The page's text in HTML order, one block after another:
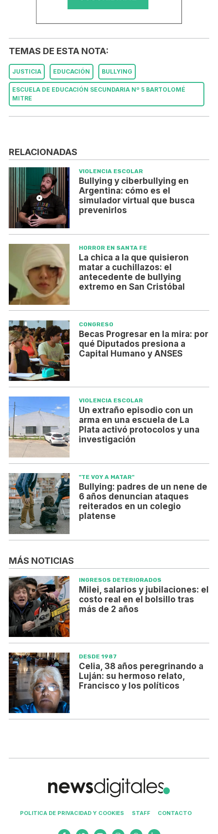
TEMAS DE ESTA NOTA:
JUSTICIA EDUCACIÓN BULLYING
ESCUELA DE EDUCACIÓN SECUNDARIA Nº 5 BARTOLOMÉ
MITRE
RELACIONADAS
VIOLENCIA ESCOLAR
Bullying y ciberbullying en
Argentina: cómo es el
simulador virtual que busca
prevenirlos
HORROR EN SANTA FE
La chica a la que quisieron
matar a cuchillazos: el
antecedente de bullying
extremo en San Cristóbal
CONGRESO
Becas Progresar en la mira: por
qué Diputados presiona a
Capital Humano y ANSES
VIOLENCIA ESCOLAR
Un extraño episodio con un
arma en una escuela de La
Plata activó protocolos y una
investigación
"TE VOY A MATAR"
Bullying: padres de un nene de
6 años denuncian ataques
reiterados en un colegio
platense
MÁS NOTICIAS
INGRESOS DETERIORADOS
Milei, salarios y jubilaciones: el
costo real en el bolsillo tras
más de 2 años
DESDE 1987
Celia, 38 años peregrinando a
Luján: su hermoso relato,
Francisco y los políticos
POLITICA DE PRIVACIDAD Y COOKIES STAFF CONTACTO